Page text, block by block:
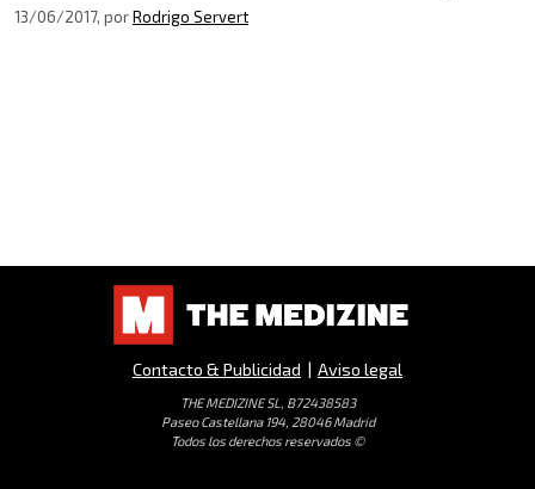
13/06/2017, porRodrigo Servert
Contacto & Publicidad | Aviso legal
THE MEDIZINE SL, B72438583
Paseo Castellana 194, 28046 Madrid
Todos los derechos reservados ©